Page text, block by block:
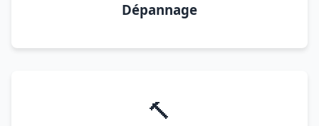
Dépannage
🔨